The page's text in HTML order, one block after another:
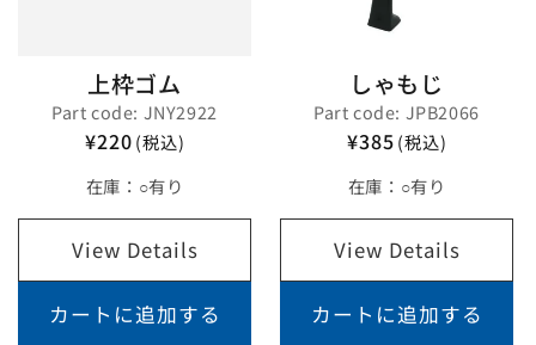
上枠ゴム
Part code: JNY2922
¥220(税込)
在庫： ○有り
View Details
カートに追加する
しゃもじ
Part code: JPB2066
¥385(税込)
在庫： ○有り
View Details
カートに追加する